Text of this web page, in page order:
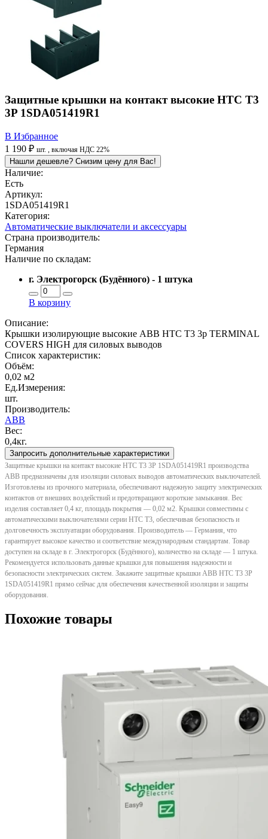
Защитные крышки на контакт высокие НТС Т3
3P 1SDA051419R1
В Избранное
1 190 ₽ шт. , включая НДС 22%
Нашли дешевле? Снизим цену для Вас!
Наличие:
Есть
Артикул:
1SDA051419R1
Категория:
Автоматические выключатели и аксессуары
Страна производитель:
Германия
Наличие по складам:
г. Электрогорск (Будённого) - 1 штука
В корзину
Описание:
Крышки изолирующие высокие ABB HTC T3 3p TERMINAL
COVERS HIGH для силовых выводов
Список характеристик:
Объём:
0,02 м2
Ед.Измерения:
шт.
Производитель:
ABB
Вес:
0,4кг.
Запросить дополнительные характеристики
Защитные крышки на контакт высокие НТС Т3 3P 1SDA051419R1 производства
ABB предназначены для изоляции силовых выводов автоматических выключателей.
Изготовлены из прочного материала, обеспечивают надежную защиту электрических
контактов от внешних воздействий и предотвращают короткие замыкания. Вес
изделия составляет 0,4 кг, площадь покрытия — 0,02 м2. Крышки совместимы с
автоматическими выключателями серии HTC T3, обеспечивая безопасность и
долговечность эксплуатации оборудования. Производитель — Германия, что
гарантирует высокое качество и соответствие международным стандартам. Товар
доступен на складе в г. Электрогорск (Будённого), количество на складе — 1 штука.
Рекомендуется использовать данные крышки для повышения надежности и
безопасности электрических систем. Закажите защитные крышки ABB HTC T3 3P
1SDA051419R1 прямо сейчас для обеспечения качественной изоляции и защиты
оборудования.
Похожие товары